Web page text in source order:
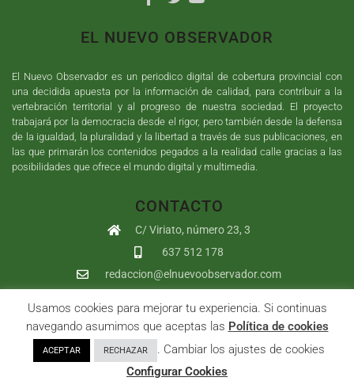
EL NUEVO OBSERVADOR
El Nuevo Observador es un periodico digital de cobertura provincial con
una decidida apuesta por la información de calidad, para contribuir a la
vertebración territorial y al progreso de nuestra sociedad. El proyecto
trabajará por la democracia desde el rigor, pero también desde la defensa
de la igualdad, la pluralidad y la libertad a través de sus publicaciones, en
las que primarán los contenidos pegados a la realidad calle gracias a las
posibilidades que ofrece el mundo digital y multimedia.
CONTACTO
C/ Viriato, número 23, 3
637 512 178
redaccion@elnuevoobservador.com
Copyright ©2026 El Nuevo Observador | Sumurdigital Diseño web
yDesarrollo| All Rights Reserved |
Privacidad|Política de cookies|User
Usamos cookies para mejorar tu experiencia. Si continuas
navegando asumimos que aceptas las Política de cookies
ACEPTAR RECHAZAR
. Cambiar los ajustes de cookies
Configurar Cookies